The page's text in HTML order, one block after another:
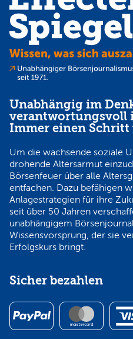
Unabhängig im
verantwortungsvoll
Immer einen Schritt
Um die wachsende soziale
drohende Altersarmut
Börsenfeuer über alle
entfachen. Dazu befähigen
Anlagestrategien für ihre
seit über 50 Jahren
unabhängigem
Wissensvorsprung, der sie
Erfolgskurs bringt.
Sicher bezahlen